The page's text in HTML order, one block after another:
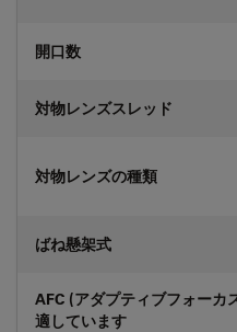
開口数
対物レンズスレッド
対物レンズの種類
ばね懸架式
AFC (アダプティブフォーカ
適しています